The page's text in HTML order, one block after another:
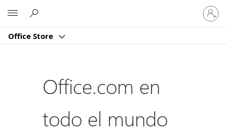
Office Store
Iniciar
sesión
en
cuenta
Office.com en
todo el mundo